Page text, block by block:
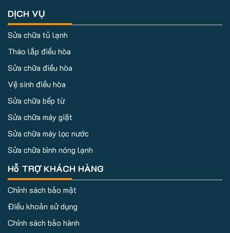
DỊCH VỤ
Sửa chữa tủ lạnh
Tháo lắp điều hòa
Sửa chữa điều hòa
Vệ sinh điều hòa
Sửa chữa bếp từ
Sửa chữa máy giặt
Sửa chữa máy lọc nước
Sửa chữa bình nóng lạnh
Hỗ TRỢ KHÁCH HÀNG
Chính sách bảo mật
Điều khoản sử dụng
Chính sách bảo hành